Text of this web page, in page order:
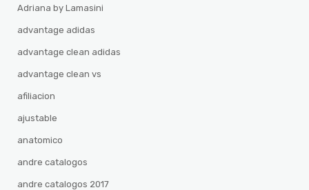
Adriana by Lamasini
advantage adidas
advantage clean adidas
advantage clean vs
afiliacion
ajustable
anatomico
andre catalogos
andre catalogos 2017